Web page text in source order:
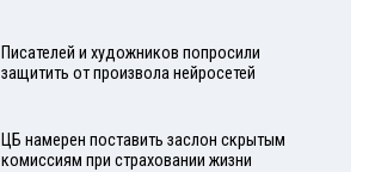
Писателей и художников попросили
защитить от произвола нейросетей
ЦБ намерен поставить заслон скрытым
комиссиям при страховании жизни